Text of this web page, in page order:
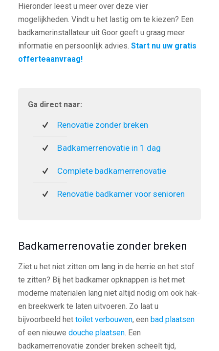
Hieronder leest u meer over deze vier
mogelijkheden. Vindt u het lastig om te kiezen? Een
badkamerinstallateur uit Goor geeft u graag meer
informatie en persoonlijk advies. Start nu uw gratis
offerteaanvraag!
Ga direct naar:
Renovatie zonder breken
Badkamerrenovatie in 1 dag
Complete badkamerrenovatie
Renovatie badkamer voor senioren
Badkamerrenovatie zonder breken
Ziet u het niet zitten om lang in de herrie en het stof
te zitten? Bij het badkamer opknappen is het met
moderne materialen lang niet altijd nodig om ook hak-
en breekwerk te laten uitvoeren. Zo laat u
bijvoorbeeld het toilet verbouwen, een bad plaatsen
of een nieuwe douche plaatsen. Een
badkamerrenovatie zonder breken scheelt tijd,